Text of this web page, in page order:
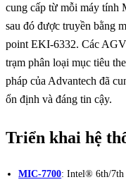
cung cấp từ mỗi máy tính
sau đó được truyền bằng
point EKI-6332. Các AGV
trạm phân loại mục tiêu
pháp của Advantech đã
ổn định và đáng tin cậy.
Triển khai hệ
MIC-7700: Intel® 6th/7th